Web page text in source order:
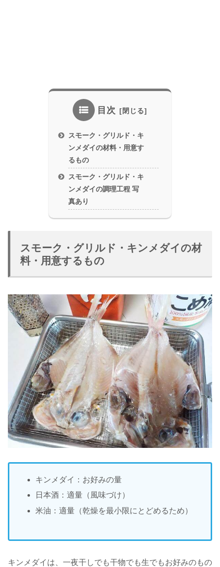
目次
スモーク・グリルド・キ
ンメダイの材料・用意す
るもの
スモーク・グリルド・キ
ンメダイの調理工程 写
真あり
スモーク・グリルド・キンメダイの材
料・用意するもの
キンメダイ：お好みの量
日本酒：適量（風味づけ）
米油：適量（乾燥を最小限にとどめるため）
キンメダイは、一夜干しでも干物でも生でもお好みのもの